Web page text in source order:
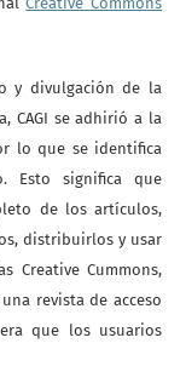
y divulgación de la
CAGI se adhirió a la
lo que se identifica
Esto significa que
de los artículos,
distribuirlos y usar
Creative Cummons,
revista de acceso
que los usuarios